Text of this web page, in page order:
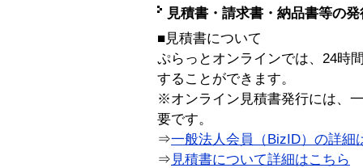
見積書・請求書・納品書等の
■見積書について
ぷらっとオンラインでは、24時
することができます。
※オンライン見積書発行には、
要です。
⇒一般法人会員（BizID）の詳細
⇒ 見積書について詳細はこちら